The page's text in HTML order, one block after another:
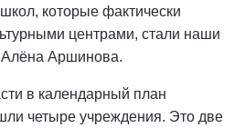
которые фактически
центрами, стали наши
Алёна Аршинова.
в календарный план
четыре учреждения. Это две